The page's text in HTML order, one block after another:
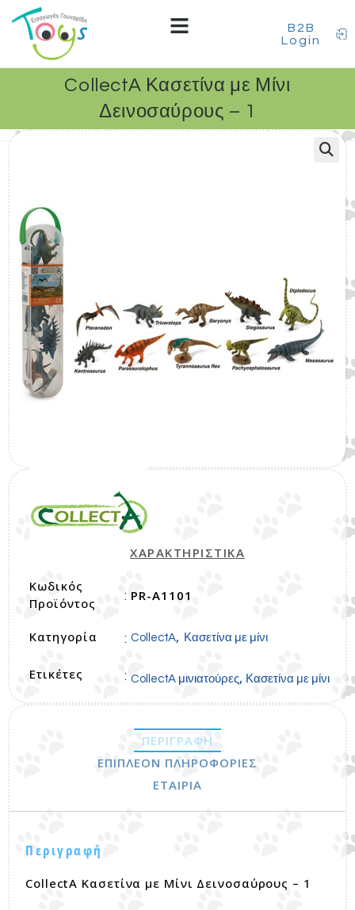
B2B
Login
CollectA Κασετίνα με Μίνι
Δεινοσαύρους – 1
ΧΑΡΑΚΤΗΡΙΣΤΙΚΑ
Κωδικός
Προϊόντος
: PR-A1101
Κατηγορία : CollectA, Κασετίνα με μίνι
Ετικέτες : CollectA μινιατούρες, Κασετίνα με μίνι
ΠΕΡΙΓΡΑΦΉ
ΕΠΙΠΛΈΟΝ ΠΛΗΡΟΦΟΡΊΕΣ
ΕΤΑΙΡΊΑ
Περιγραφή
CollectA Κασετίνα με Μίνι Δεινοσαύρους – 1